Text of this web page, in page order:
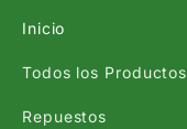
Inicio
Todos los Productos
Repuestos